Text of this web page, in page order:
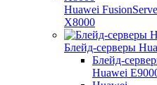
Huawei
X8000
Блейд-серверы
Блейд-
Huawei